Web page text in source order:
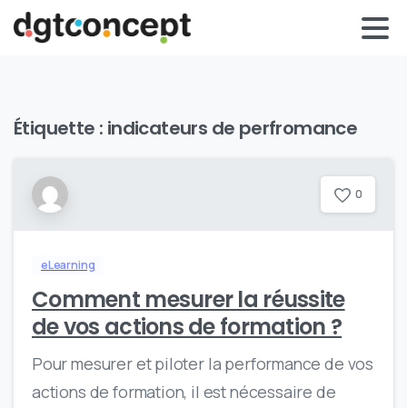
Étiquette : indicateurs de perfromance
0
eLearning
Comment mesurer la réussite
de vos actions de formation ?
Pour mesurer et piloter la performance de vos
actions de formation, il est nécessaire de